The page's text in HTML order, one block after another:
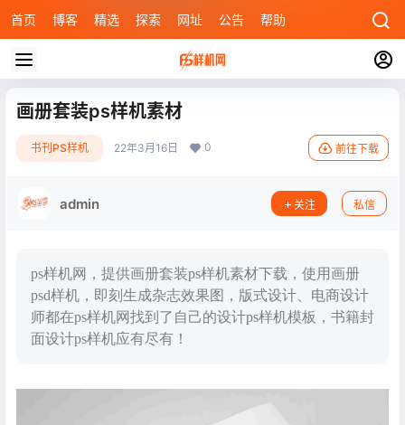
首页 博客 精选 探索 网址 公告 帮助
画册套装ps样机素材
书刊PS样机 22年3月16日 0 前往下载
admin 关注 私信
ps样机网，提供画册套装ps样机素材下载，使用画册
psd样机，即刻生成杂志效果图，版式设计、电商设计
师都在ps样机网找到了自己的设计ps样机模板，书籍封
面设计ps样机应有尽有！